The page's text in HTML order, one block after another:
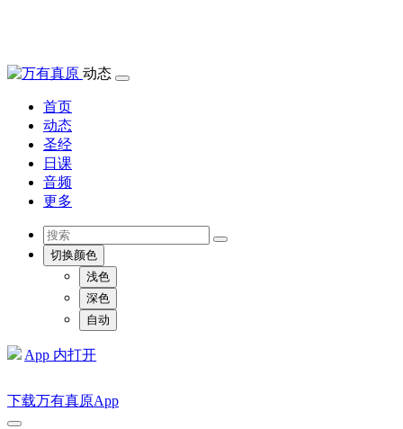
动态
首页
动态
圣经
日课
音频
更多
切换颜色
浅色
深色
自动
App 内打开
下载万有真原App